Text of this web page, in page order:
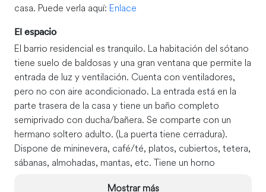
casa. Puede verla aquí: Enlace
El espacio
El barrio residencial es tranquilo. La habitación del sótano
tiene suelo de baldosas y una gran ventana que permite la
entrada de luz y ventilación. Cuenta con ventiladores,
pero no con aire acondicionado. La entrada está en la
parte trasera de la casa y tiene un baño completo
semiprivado con ducha/bañera. Se comparte con un
hermano soltero adulto. (La puerta tiene cerradura).
Dispone de mininevera, café/té, platos, cubiertos, tetera,
sábanas, almohadas, mantas, etc. Tiene un horno
Mostrar más